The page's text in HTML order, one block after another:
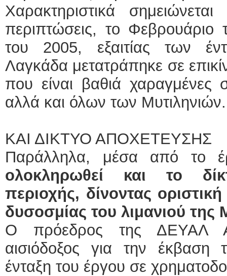
Χαρακτηριστικά
περιπτώσεις, το
του 2005, εξαιτίας των
Λαγκάδα μετατράπηκε σε
που είναι βαθιά
αλλά και όλων των Μυτιληνιών.
ΚΑΙ ΔΙΚΤΥΟ ΑΠΟΧΕΤΕΥΣΗΣ
Παράλληλα, μέσα από το
ολοκληρωθεί και το
περιοχής, δίνοντας
δυσοσμίας του λιμανιού της
Ο πρόεδρος της ΔΕΥΑΛ
αισιόδοξος για την έκβαση
ένταξη του έργου σε